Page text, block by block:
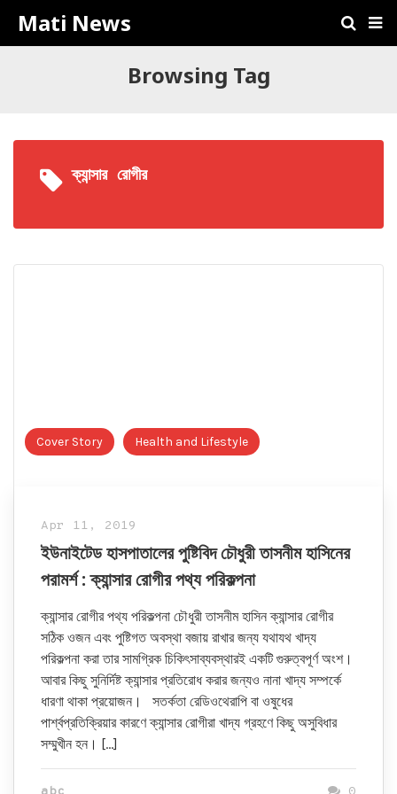
Mati News
Browsing Tag
ক্যান্সার রোগীর
Cover Story Health and Lifestyle
Apr 11, 2019
ইউনাইটেড হাসপাতালের পুষ্টিবিদ চৌধুরী তাসনীম হাসিনের
পরামর্শ : ক্যান্সার রোগীর পথ্য পরিকল্পনা
ক্যান্সার রোগীর পথ্য পরিকল্পনা চৌধুরী তাসনীম হাসিন ক্যান্সার রোগীর
সঠিক ওজন এবং পুষ্টিগত অবস্থা বজায় রাখার জন্য যথাযথ খাদ্য
পরিকল্পনা করা তার সামগ্রিক চিকিৎসাব্যবস্থারই একটি গুরুত্বপূর্ণ অংশ।
আবার কিছু সুনির্দিষ্ট ক্যান্সার প্রতিরোধ করার জন্যও নানা খাদ্য সম্পর্কে
ধারণা থাকা প্রয়োজন। সতর্কতা রেডিওথেরাপি বা ওষুধের
পার্শ্বপ্রতিক্রিয়ার কারণে ক্যান্সার রোগীরা খাদ্য গ্রহণে কিছু অসুবিধার
সম্মুখীন হন। […]